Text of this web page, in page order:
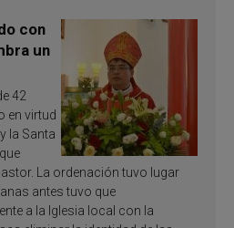
con
un
42
en virtud
la Santa
La ordenación tuvo lugar
antes tuvo que
a la Iglesia local con la